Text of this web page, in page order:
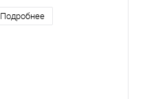
Подробнее